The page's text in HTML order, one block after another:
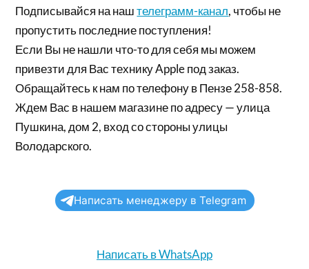
Подписывайся на наштелеграмм-канал, чтобы не
пропустить последние поступления!
Если Вы не нашли что-то для себя мы можем
привезти для Вас технику Apple под заказ.
Обращайтесь к нам по телефону в Пензе 258-858.
Ждем Вас в нашем магазине по адресу — улица
Пушкина, дом 2, вход со стороны улицы
Володарского.
Написать менеджеру в Telegram
Написать в WhatsApp